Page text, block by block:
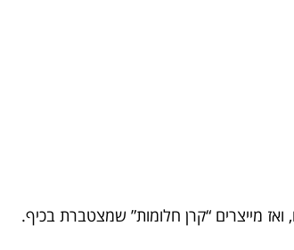
מייצרים “קרן חלומות” שמצטברת בכיף.